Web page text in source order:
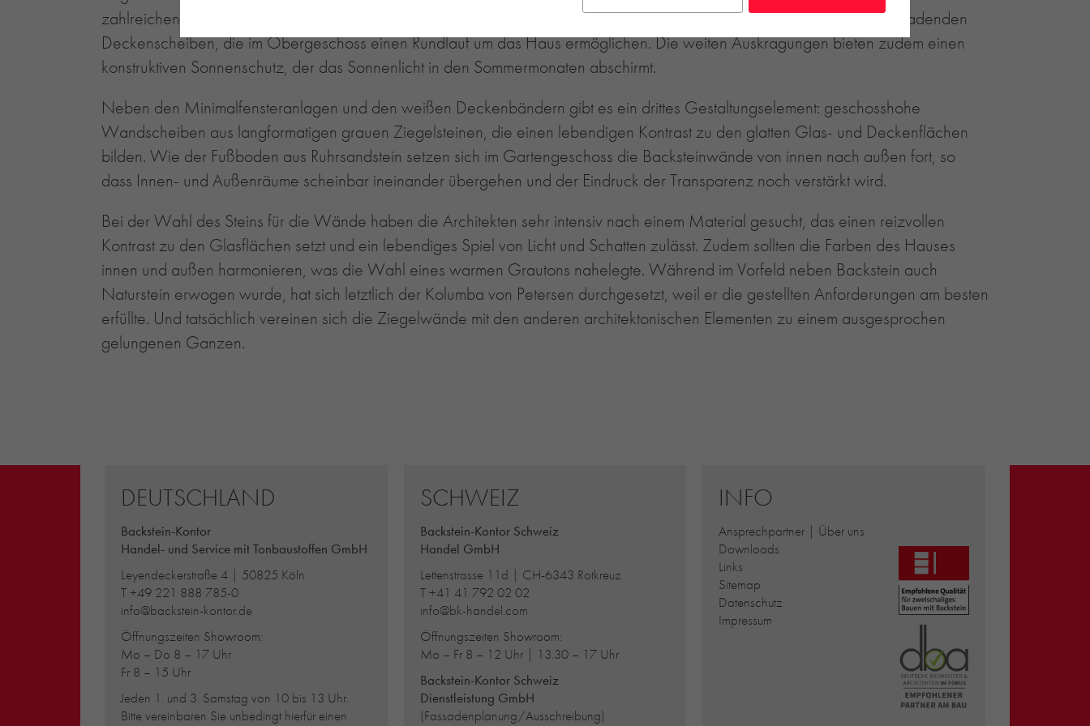
zahlreichen Durchblicken wünschten. Das Wohnhaus besteht aus einem Voll- und einem Staffelgeschoss mit rundum ausladenden
Deckenscheiben, die im Obergeschoss einen Rundlauf um das Haus ermöglichen. Die weiten Auskragungen bieten zudem einen
konstruktiven Sonnenschutz, der das Sonnenlicht in den Sommermonaten abschirmt.
Neben den Minimalfensteranlagen und den weißen Deckenbändern gibt es ein drittes Gestaltungselement: geschosshohe
Wandscheiben aus langformatigen grauen Ziegelsteinen, die einen lebendigen Kontrast zu den glatten Glas- und Deckenflächen
bilden. Wie der Fußboden aus Ruhrsandstein setzen sich im Gartengeschoss die Backsteinwände von innen nach außen fort, so
dass Innen- und Außenräume scheinbar ineinander übergehen und der Eindruck der Transparenz noch verstärkt wird.
Bei der Wahl des Steins für die Wände haben die Architekten sehr intensiv nach einem Material gesucht, das einen reizvollen
Kontrast zu den Glasflächen setzt und ein lebendiges Spiel von Licht und Schatten zulässt. Zudem sollten die Farben des Hauses
innen und außen harmonieren, was die Wahl eines warmen Grautons nahelegte. Während im Vorfeld neben Backstein auch
Naturstein erwogen wurde, hat sich letztlich der Kolumba von Petersen durchgesetzt, weil er die gestellten Anforderungen am besten
erfüllte. Und tatsächlich vereinen sich die Ziegelwände mit den anderen architektonischen Elementen zu einem ausgesprochen
gelungenen Ganzen.
DEUTSCHLAND
Backstein-Kontor
Handel- und Service mit Tonbaustoffen GmbH
Leyendeckerstraße 4 | 50825 Köln
T+49 221 888 785-0
info@backstein-kontor.de
Öffnungszeiten Showroom:
Mo – Do 8 – 17 Uhr
Fr 8 – 15 Uhr
Jeden 1. und 3. Samstag von 10 bis 13 Uhr.
Bitte vereinbaren Sie unbedingt hierfür einen
SCHWEIZ
Backstein-Kontor Schweiz
Handel GmbH
Lettenstrasse 11d | CH-6343 Rotkreuz
T+41 41 792 02 02
info@bk-handel.com
Öffnungszeiten Showroom:
Mo – Fr 8 – 12 Uhr | 13.30 – 17 Uhr
Backstein-Kontor Schweiz
Dienstleistung GmbH
(Fassadenplanung/Ausschreibung)
INFO
Ansprechpartner | Über uns
Downloads
Links
Sitemap
Datenschutz
Impressum